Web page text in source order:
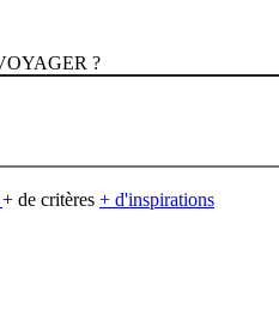
?
+ de critères + d'inspirations